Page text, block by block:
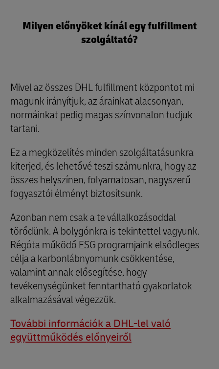
Milyen előnyöket kínál egy fulfillment
szolgáltató?
Mivel az összes DHL fulfillment központot mi
magunk irányítjuk, az árainkat alacsonyan,
normáinkat pedig magas színvonalon tudjuk
tartani.
Ez a megközelítés minden szolgáltatásunkra
kiterjed, és lehetővé teszi számunkra, hogy az
összes helyszínen, folyamatosan, nagyszerű
fogyasztói élményt biztosítsunk.
Azonban nem csak a te vállalkozásoddal
törődünk. A bolygónkra is tekintettel vagyunk.
Régóta működő ESG programjaink elsődleges
célja a karbonlábnyomunk csökkentése,
valamint annak elősegítése, hogy
tevékenységünket fenntartható gyakorlatok
alkalmazásával végezzük.
További információk a DHL-lel való
együttműködés előnyeiről